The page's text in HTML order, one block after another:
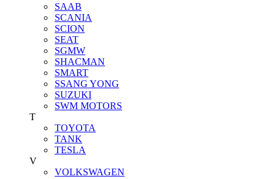
SAAB
SCANIA
SCION
SEAT
SGMW
SHACMAN
SMART
SSANG YONG
SUZUKI
SWM MOTORS
T
TOYOTA
TANK
TESLA
V
VOLKSWAGEN